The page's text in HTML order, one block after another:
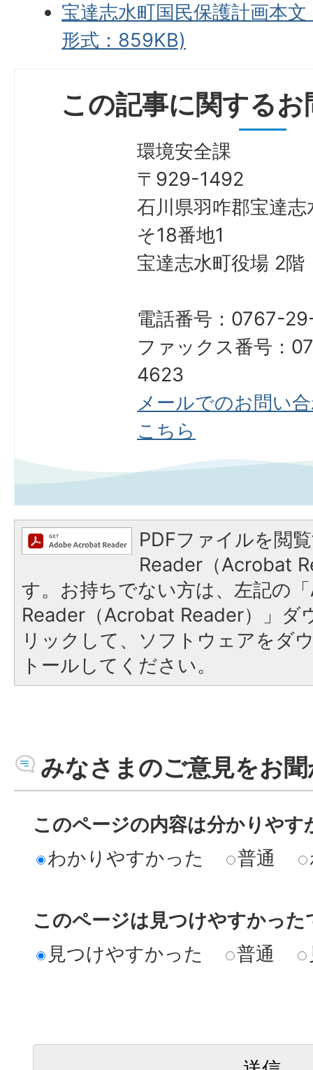
宝達志水町国民保護計画本
形式：859KB)
この記事に関する
環境安全課
〒929-1492
石川県羽咋郡宝達志
そ18番地1
宝達志水町役場 2階
電話番号：0767-
ファックス番号：
4623
メールでのお問い
こちら
PDFファイルを閲
Reader（Acrobat
す。お持ちでない方は、左記の
Reader（Acrobat Reader）」ダ
リックして、ソフトウェアをダ
トールしてください。
みなさまのご意見をお
このページの内容は分かりやす
わかりやすかった
普通
このページは見つけやすかった
見つけやすかった
普通